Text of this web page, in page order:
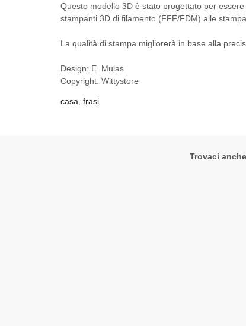
Questo modello 3D è stato progettato per
stampanti 3D di filamento (FFF/FDM) alle
La qualità di stampa migliorerà in base alla
Design: E. Mulas
Copyright: Wittystore
casa frasi
Trovaci